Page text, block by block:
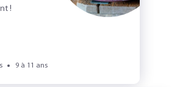
Les herbes aromatiques
Les légumineuses
!
9 à 11 ans